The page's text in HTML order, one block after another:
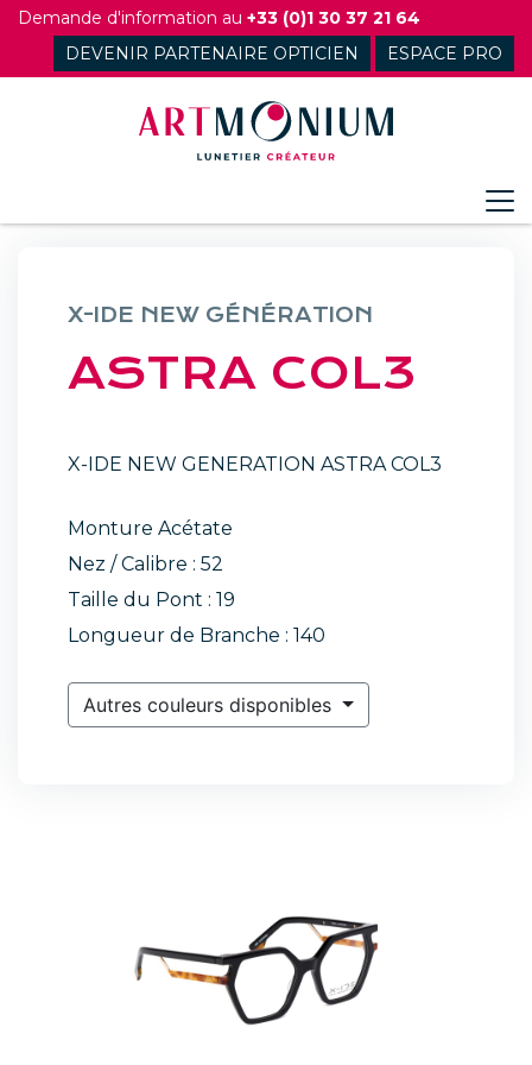
Skip
content
Demande d'information au +33 (0)1 30 37 21 64
DEVENIR PARTENAIRE OPTICIEN
ESPACE PRO
X-IDE NEW GÉNÉRATION
ASTRA COL3
X-IDE NEW GENERATION ASTRA COL3
Monture Acétate
Nez / Calibre : 52
Taille du Pont : 19
Longueur de Branche : 140
Autres couleurs disponibles